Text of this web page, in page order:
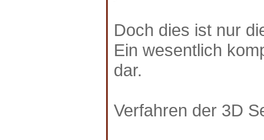
Doch dies ist nur
Ein wesentlich
dar.
Verfahren der 3D